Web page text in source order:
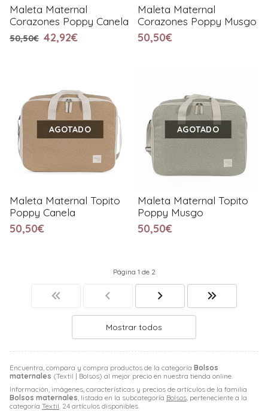
Encuentra, compara y compra productos de la categoría Bolsos
maternales (Textil | Bolsos) al mejor precio en nuestra tienda online.
Información, imágenes, características y precios de artículos de la familia
Bolsos maternales , listada en la subcategoría Bolsos , perteneciente a la
categoría Textil . 24 artículos disponibles.
Maleta Maternal
Corazones Poppy Canela
50,50€ 42,92€
Maleta Maternal
Corazones Poppy Musgo
50,50€
AGOTADO
Maleta Maternal Topito
Poppy Canela
50,50€
AGOTADO
Maleta Maternal Topito
Poppy Musgo
50,50€
Página 1 de 2
Mostrar todos